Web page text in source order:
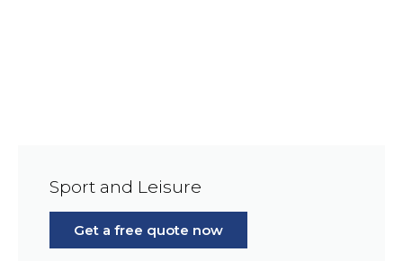
Sport and Leisure
Get a free quote now